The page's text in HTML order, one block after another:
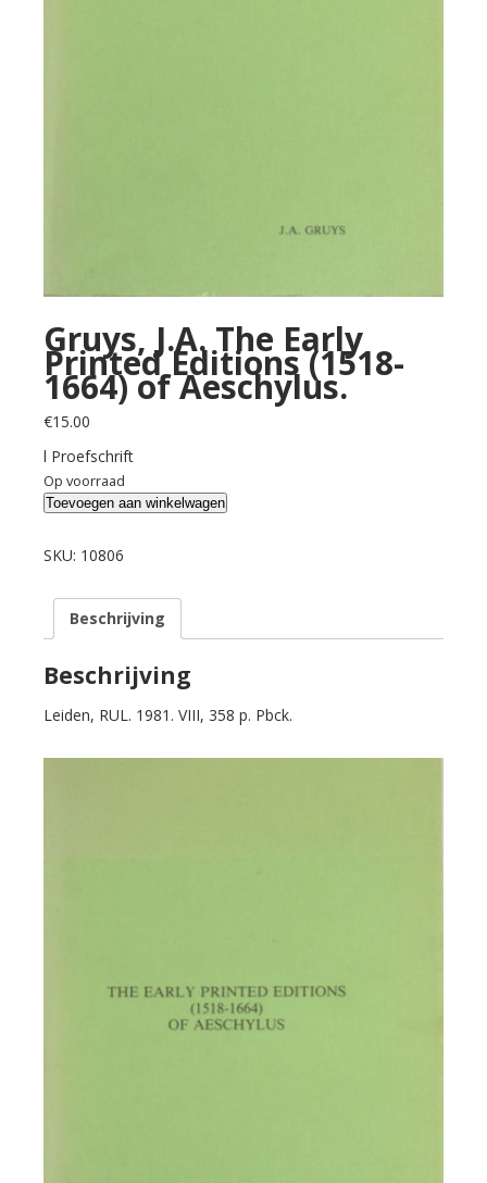
Gruys, J.A. The Early
Printed Editions (1518-
1664) of Aeschylus.
€15.00
l Proefschrift
Op voorraad
Gruys,
The
Printed
Editions
(1518-
1664)
Aeschylus.
Toevoegen aan winkelwagen
SKU: 10806
Beschrijving
Beschrijving
Leiden, RUL. 1981. VIII, 358 p. Pbck.